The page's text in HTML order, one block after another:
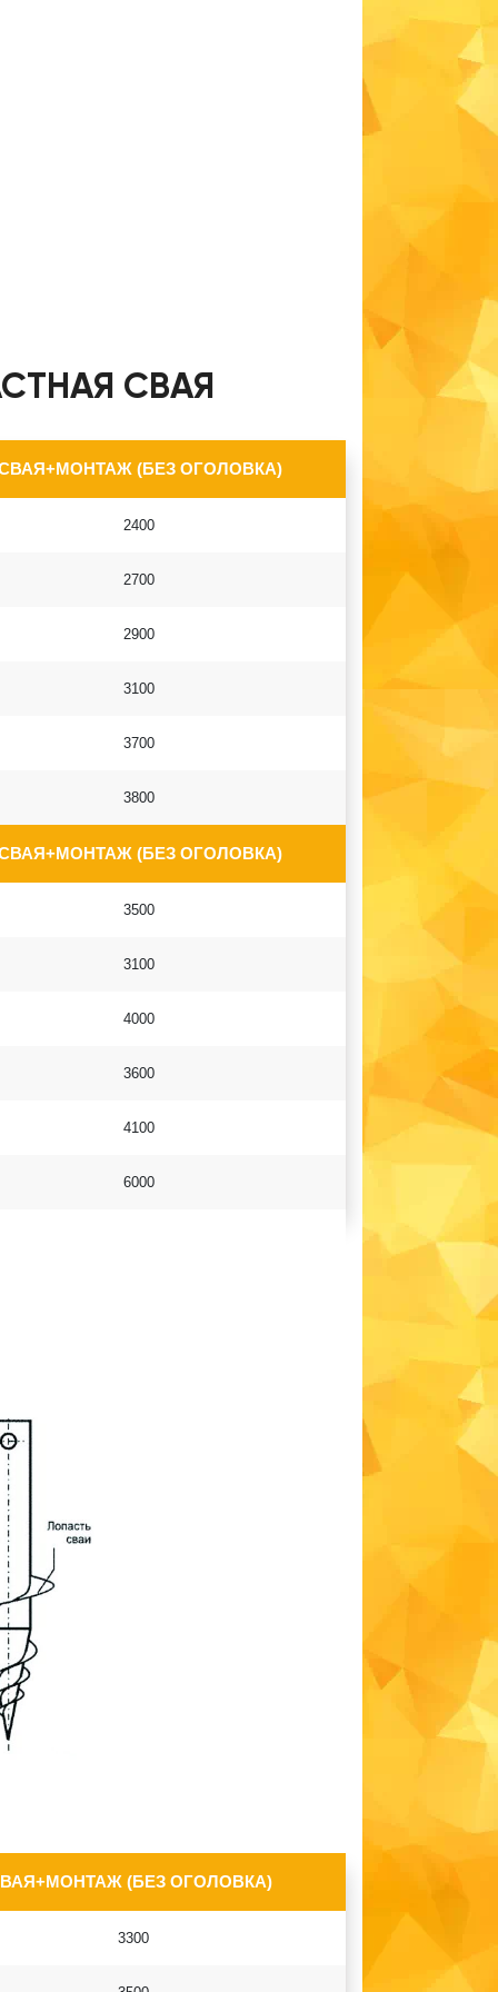
СВАЯ
(БЕЗ ОГОЛОВКА)
2400
2700
2900
3100
3700
3800
(БЕЗ ОГОЛОВКА)
3500
3100
4000
3600
4100
6000
(БЕЗ ОГОЛОВКА)
3300